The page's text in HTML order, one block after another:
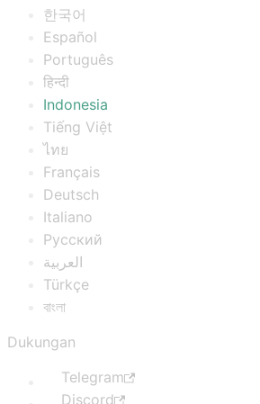
한국어
Español
Português
हिन्दी
Indonesia
Tiếng Việt
ไทย
Français
Deutsch
Italiano
Русский
العربية
Türkçe
বাংলা
Dukungan
Telegram
Discord